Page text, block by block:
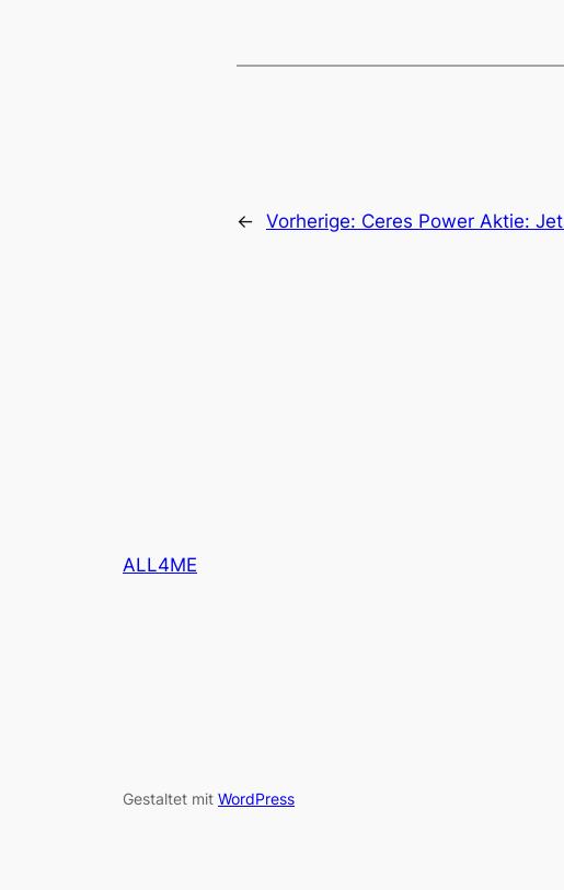
← Vorherige: Ceres Power Aktie:
ALL4ME
Gestaltet mit WordPress